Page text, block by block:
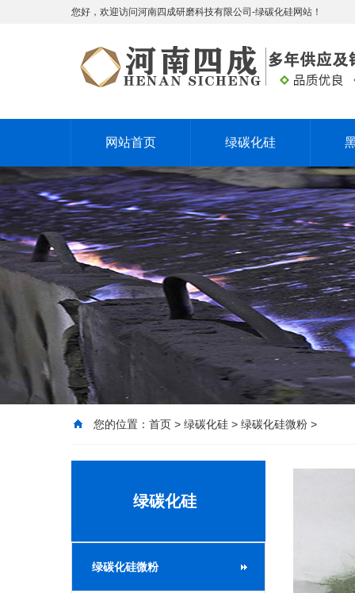
您好，欢迎访问河南四成研磨科技有限公司-绿碳化硅网站！
网站首页 绿碳化硅
您的位置： 首页 > 绿碳化硅 > 绿碳化硅微粉 >
绿碳化硅
绿碳化硅微粉